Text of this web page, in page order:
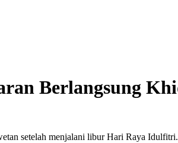
Berlangsung
setelah menjalani libur Hari Raya